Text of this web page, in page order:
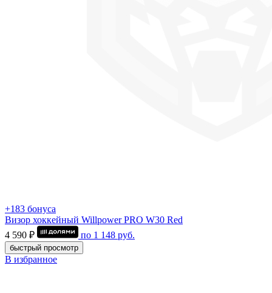
+183 бонуса
Визор хоккейный Willpower PRO W30 Red
4 590 ₽
по 1 148 руб.
быстрый просмотр
В избранное